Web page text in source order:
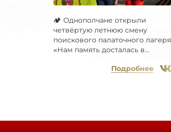
🏕 Однополчане открыли
четвёртую летнюю смену
поискового палаточного лагеря
«Нам память досталась в...
Подробнее